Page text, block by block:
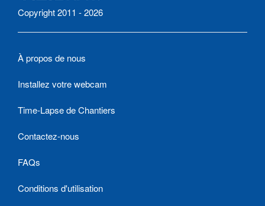
Copyright 2011 - 2026
À propos de nous
Installez votre webcam
Time-Lapse de Chantiers
Contactez-nous
FAQs
Conditions d'utilisation